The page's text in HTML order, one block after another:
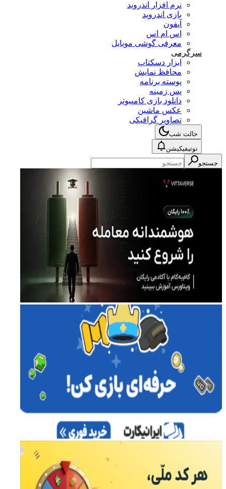
نرم افزار اندروید
بازی اندروید
آیفون
اس ام اس
معرفی گوشی موبایل
سرگرمی
ابزار دسکتاپ
محافظ نمایش
پوسته برنامه
پس زمینه
دانلود بازی کامپیوتر
عکس ماشین
تصاویر گرافیکی
حالت شب
نوتیفیکیشن
جستجو